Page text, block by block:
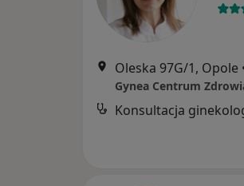
Oleska 97G/1, Opole
Gynea Centrum
Konsultacja